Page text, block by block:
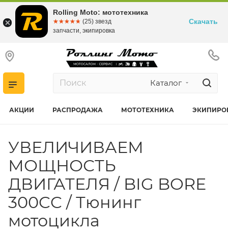
Каталог
АКЦИИ РАСПРОДАЖА МОТОТЕХНИКА
УВЕЛИЧИВАЕМ
МОЩНОСТЬ
ДВИГАТЕЛЯ / BIG BORE
300CC / Тюнинг
мотоцикла
Rolling Moto: мототехника
☆☆☆☆☆
★★★★★ (25) звезд
запчасти, экипировка
Скачать